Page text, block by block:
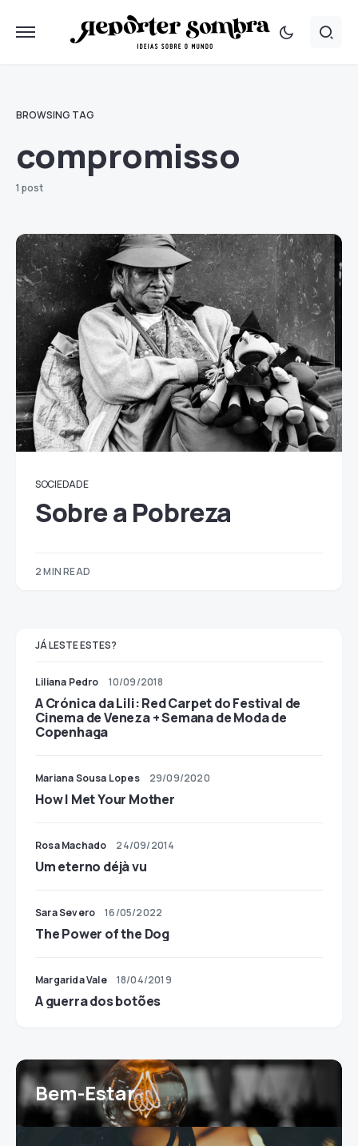
BROWSING TAG
compromisso
1 post
SOCIEDADE
Sobre a Pobreza
2 MIN READ
JÁ LESTE ESTES?
Liliana Pedro 10/09/2018
A Crónica da Lili: Red Carpet do Festival de
Cinema de Veneza + Semana de Moda de
Copenhaga
Mariana Sousa Lopes 29/09/2020
How I Met Your Mother
Rosa Machado 24/09/2014
Um eterno déjà vu
Sara Severo 16/05/2022
The Power of the Dog
Margarida Vale 18/04/2019
A guerra dos botões
Bem-Estar